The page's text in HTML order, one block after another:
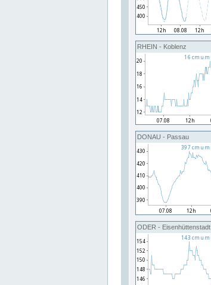
RHEIN - Koblenz
DONAU - Passau
ODER - Eisenhüttenstadt